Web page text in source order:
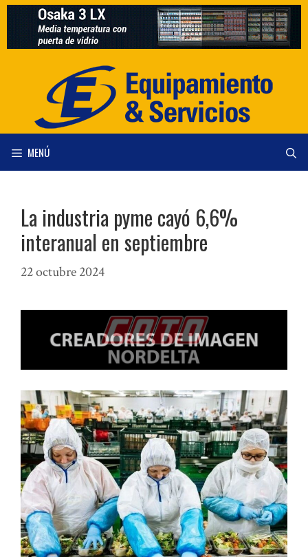
Saltar
contenido
MENÚ
La industria pyme cayó 6,6%
interanual en septiembre
22 octubre 2024